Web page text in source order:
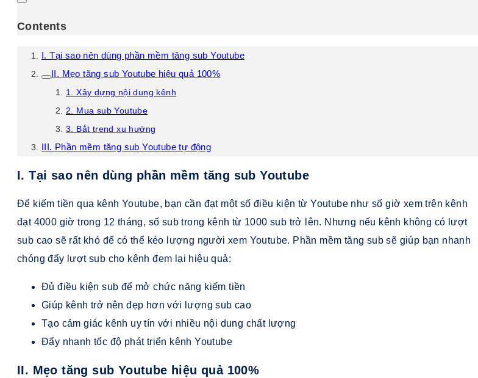
Contents
I. Tại sao nên dùng phần mềm tăng sub Youtube
II. Mẹo tăng sub Youtube hiệu quả 100%
1. Xây dựng nội dung kênh
2. Mua sub Youtube
3. Bắt trend xu hướng
III. Phần mềm tăng sub Youtube tự động
I. Tại sao nên dùng phần mềm tăng sub Youtube
Để kiếm tiền qua kênh Youtube, bạn cần đạt một số điều kiện từ Youtube như số giờ xem trên kênh
đạt 4000 giờ trong 12 tháng, số sub trong kênh từ 1000 sub trở lên. Nhưng nếu kênh không có lượt
sub cao sẽ rất khó để có thể kéo lượng người xem Youtube. Phần mềm tăng sub sẽ giúp bạn nhanh
chóng đẩy lượt sub cho kênh đem lại hiệu quả:
Đủ điều kiện sub để mở chức năng kiếm tiền
Giúp kênh trở nên đẹp hơn với lượng sub cao
Tạo cảm giác kênh uy tín với nhiều nội dung chất lượng
Đẩy nhanh tốc độ phát triển kênh Youtube
II. Mẹo tăng sub Youtube hiệu quả 100%